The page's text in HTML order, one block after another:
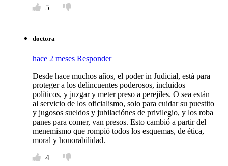
5
doctora
hace 2 meses Responder
Desde hace muchos años, el poder in Judicial, está para
proteger a los delincuentes poderosos, incluidos
políticos, y juzgar y meter preso a perejiles. O sea están
al servicio de los oficialismo, solo para cuidar su puestito
y jugosos sueldos y jubilaciónes de privilegio, y los roba
panes para comer, van presos. Esto cambió a partir del
menemismo que rompió todos los esquemas, de ética,
moral y honorabilidad.
4